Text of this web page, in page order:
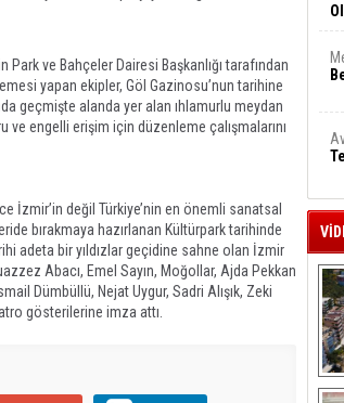
Park ve Bahçeler Dairesi Başkanlığı tarafından
yapan ekipler, Göl Gazinosu’nun tarihine
geçmişte alanda yer alan ıhlamurlu meydan
ve engelli erişim için düzenleme çalışmalarını
İzmir’in değil Türkiye’nin en önemli sanatsal
bırakmaya hazırlanan Kültürpark tarihinde
adeta bir yıldızlar geçidine sahne olan İzmir
Abacı, Emel Sayın, Moğollar, Ajda Pekkan
Dümbüllü, Nejat Uygur, Sadri Alışık, Zeki
gösterilerine imza attı.